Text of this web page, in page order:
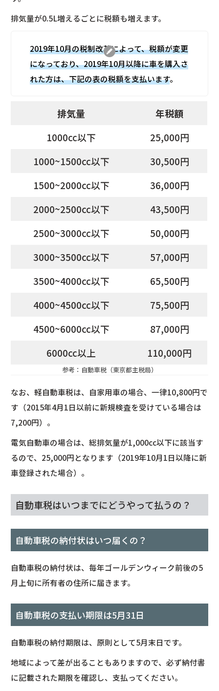
排気量が0.5L増えるごとに税額も増えます。
2019年10月の税制改革によって、税額が変更
になっており、2019年10月以降に車を購入さ
れた方は、下記の表の税額を支払います。
排気量
年税額
1000cc以下
25,000円
1000~1500cc以下
30,500円
1500~2000cc以下
36,000円
2000~2500cc以下
43,500円
2500~3000cc以下
50,000円
3000~3500cc以下
57,000円
3500~4000cc以下
65,500円
4000~4500cc以下
75,500円
4500~6000cc以下
87,000円
6000cc以上
110,000円
参考： 自動車税（東京都主税局）
なお、軽自動車税は、自家用車の場合、一律10,800円で
す（2015年4月1日以前に新規検査を受けている場合は
7,200円）。
電気自動車の場合は、総排気量が1,000cc以下に該当す
るので、25,000円となります（2019年10月1日以降に新
車登録された場合）。
自動車税はいつまでにどうやって払うの？
自動車税の納付状はいつ届くの？
自動車税の納付状は、毎年ゴールデンウィーク前後の5
月上旬に所有者の住所に届きます。
自動車税の支払い期限は5月31日
自動車税の納付期限は、原則として5月末日です。
地域によって差が出ることもありますので、必ず納付書
に記載された期限を確認し、支払ってください。